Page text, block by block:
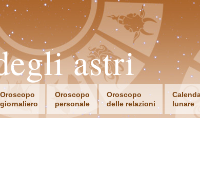
astri
Oroscopo
giornaliero
Oroscopo
personale
Oroscopo
delle relazioni
lunare